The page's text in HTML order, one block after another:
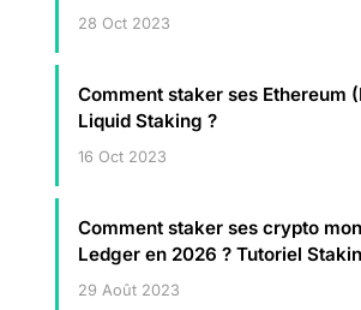
28 Oct 2023
Comment staker ses Ethereum
Liquid Staking ?
16 Oct 2023
Comment staker ses crypto
Ledger en 2026 ? Tutoriel
29 Août 2023